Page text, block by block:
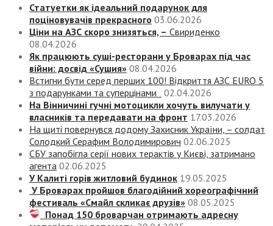
Статуетки як ідеальний подарунок для
поціновувачів прекрасного 03.06.2026
Ціни на АЗС скоро знизяться, – Свириденко
08.04.2026
Як працюють суші-ресторани у Броварах під час
війни: досвід «Сушия» 08.04.2026
Встигни бути серед перших 100! Відкриття АЗС EURO 5
з подарунками та суперцінами
02.04.2026
На Вінничині гучні мотоцикли хочуть вилучати у
власників та передавати на фронт 17.03.2026
На щиті повернувся додому Захисник України, – солдат
Солодкий Серафим Володимирович 02.06.2025
СБУ запобігла серії нових терактів у Києві, затримано
агента 02.06.2025
У Калиті горів житловий будинок 19.05.2025
У Броварах пройшов благодійний хореографічний
фестиваль «Смайл скликає друзів» 08.05.2025
Понад 150 броварчан отримають адресну